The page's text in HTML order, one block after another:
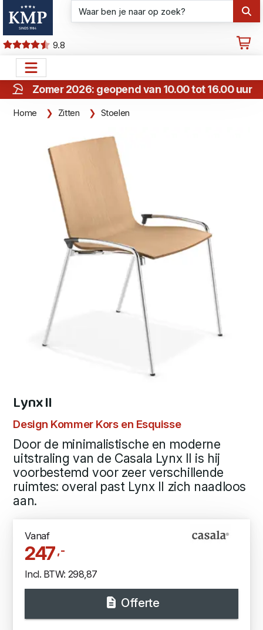
9.8
Zomer 2026: geopend van 10.00 tot 16.00 uur
Home Zitten Stoelen
Lynx II
Design Kommer Kors en Esquisse
Door de minimalistische en moderne
uitstraling van de Casala Lynx II is hij
voorbestemd voor zeer verschillende
ruimtes: overal past Lynx II zich naadloos
aan.
Vanaf
247,-
Incl. BTW: 298,87
Offerte